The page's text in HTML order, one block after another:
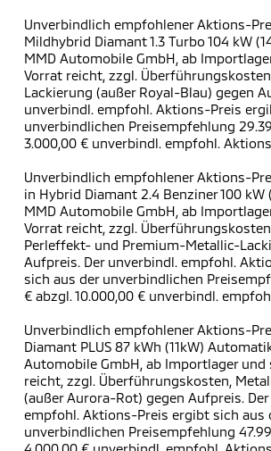
Unverbindlich empfohlener Aktions-
Mildhybrid Diamant 1.3 Turbo 104 kW
MMD Automobile GmbH, ab
Vorrat reicht, zzgl.
Lackierung (außer Royal-Blau) gegen
unverbindl. empfohl. Aktions-Preis
unverbindlichen Preisempfehlung
3.000,00 € unverbindl. empfohl.
Unverbindlich empfohlener Aktions-
in Hybrid Diamant 2.4 Benziner 100 kW
MMD Automobile GmbH, ab
Vorrat reicht, zzgl.
Perleffekt- und Premium-Metallic-
Aufpreis. Der unverbindl. empfohl.
sich aus der unverbindlichen
€ abzgl. 10.000,00 € unverbindl.
Unverbindlich empfohlener Aktions-
Diamant PLUS 87 kWh (11kW)
Automobile GmbH, ab Importlager und
reicht, zzgl. Überführungskosten,
(außer Aurora-Rot) gegen Aufpreis.
empfohl. Aktions-Preis ergibt sich aus
unverbindlichen Preisempfehlung